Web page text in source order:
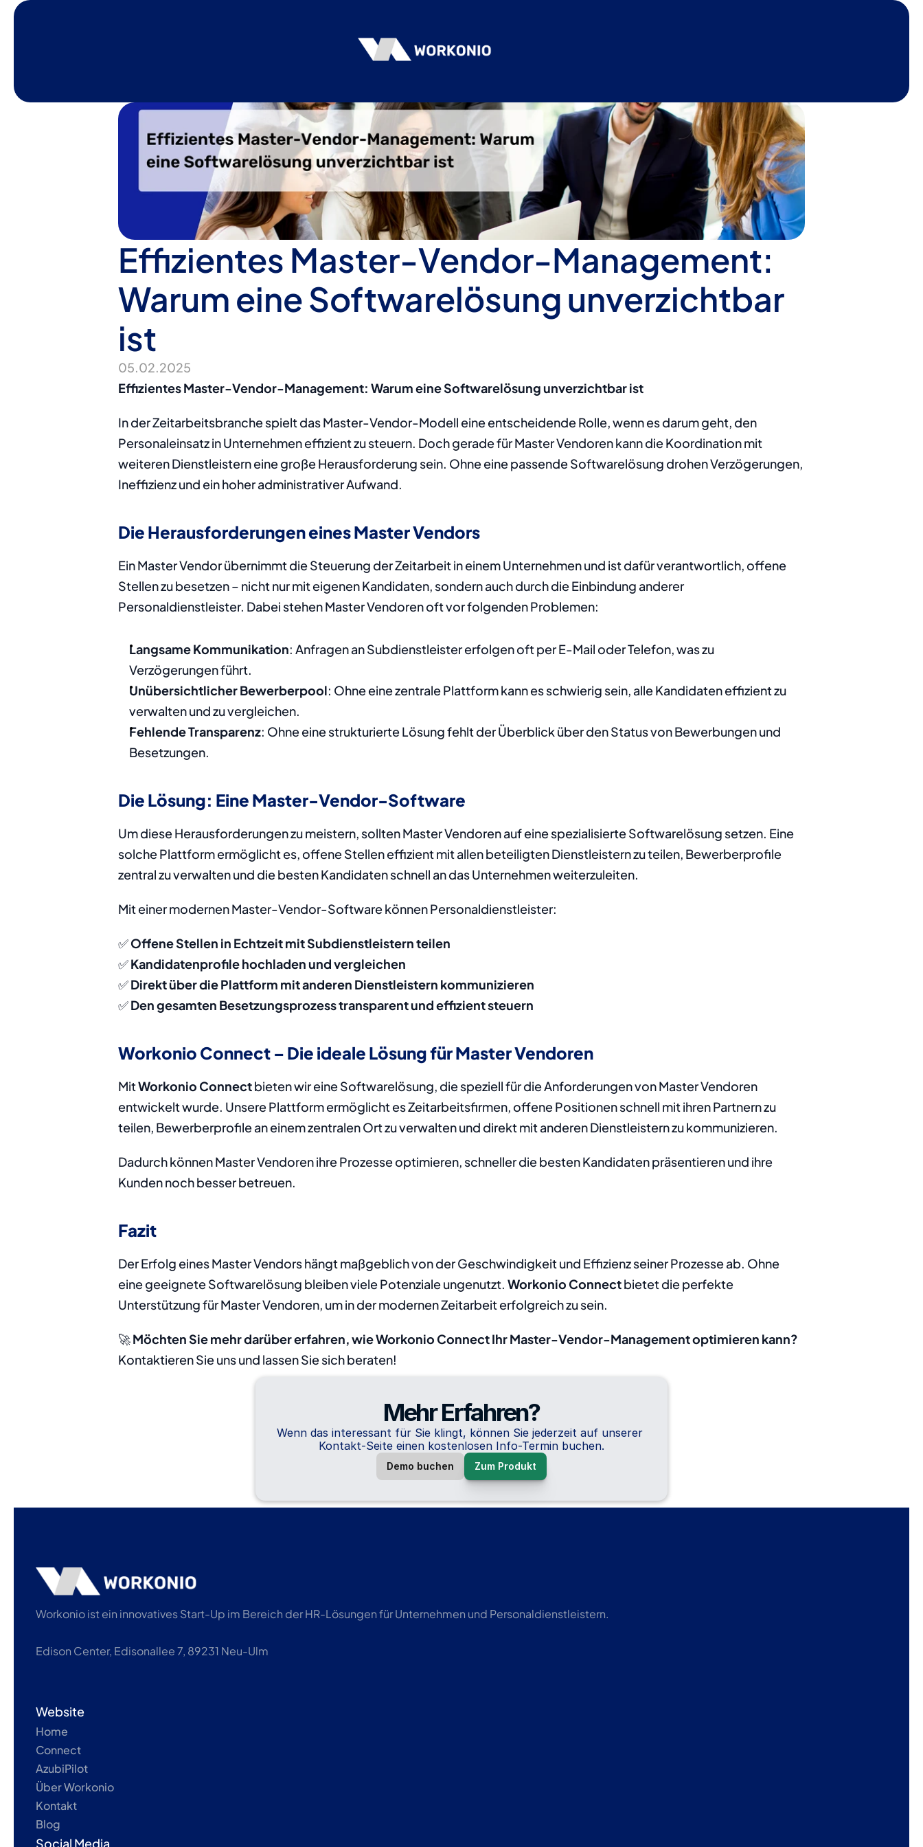
Effizientes Master-Vendor-Management:
Warum eine Softwarelösung unverzichtbar
ist
05.02.2025
Effizientes Master-Vendor-Management: Warum eine Softwarelösung unverzichtbar ist
In der Zeitarbeitsbranche spielt das Master-Vendor-Modell eine entscheidende Rolle, wenn es darum geht, den
Personaleinsatz in Unternehmen effizient zu steuern. Doch gerade für Master Vendoren kann die Koordination mit
weiteren Dienstleistern eine große Herausforderung sein. Ohne eine passende Softwarelösung drohen Verzögerungen,
Ineffizienz und ein hoher administrativer Aufwand.
Die Herausforderungen eines Master Vendors
Ein Master Vendor übernimmt die Steuerung der Zeitarbeit in einem Unternehmen und ist dafür verantwortlich, offene
Stellen zu besetzen – nicht nur mit eigenen Kandidaten, sondern auch durch die Einbindung anderer
Personaldienstleister. Dabei stehen Master Vendoren oft vor folgenden Problemen:
Langsame Kommunikation: Anfragen an Subdienstleister erfolgen oft per E-Mail oder Telefon, was zu
Verzögerungen führt.
Unübersichtlicher Bewerberpool: Ohne eine zentrale Plattform kann es schwierig sein, alle Kandidaten effizient zu
verwalten und zu vergleichen.
Fehlende Transparenz: Ohne eine strukturierte Lösung fehlt der Überblick über den Status von Bewerbungen und
Besetzungen.
Die Lösung: Eine Master-Vendor-Software
Um diese Herausforderungen zu meistern, sollten Master Vendoren auf eine spezialisierte Softwarelösung setzen. Eine
solche Plattform ermöglicht es, offene Stellen effizient mit allen beteiligten Dienstleistern zu teilen, Bewerberprofile
zentral zu verwalten und die besten Kandidaten schnell an das Unternehmen weiterzuleiten.
Mit einer modernen Master-Vendor-Software können Personaldienstleister:
✅ Offene Stellen in Echtzeit mit Subdienstleistern teilen
✅ Kandidatenprofile hochladen und vergleichen
✅ Direkt über die Plattform mit anderen Dienstleistern kommunizieren
✅ Den gesamten Besetzungsprozess transparent und effizient steuern
Workonio Connect – Die ideale Lösung für Master Vendoren
Mit Workonio Connect bieten wir eine Softwarelösung, die speziell für die Anforderungen von Master Vendoren
entwickelt wurde. Unsere Plattform ermöglicht es Zeitarbeitsfirmen, offene Positionen schnell mit ihren Partnern zu
teilen, Bewerberprofile an einem zentralen Ort zu verwalten und direkt mit anderen Dienstleistern zu kommunizieren.
Dadurch können Master Vendoren ihre Prozesse optimieren, schneller die besten Kandidaten präsentieren und ihre
Kunden noch besser betreuen.
Fazit
Der Erfolg eines Master Vendors hängt maßgeblich von der Geschwindigkeit und Effizienz seiner Prozesse ab. Ohne
eine geeignete Softwarelösung bleiben viele Potenziale ungenutzt. Workonio Connect bietet die perfekte
Unterstützung für Master Vendoren, um in der modernen Zeitarbeit erfolgreich zu sein.
🚀 Möchten Sie mehr darüber erfahren, wie Workonio Connect Ihr Master-Vendor-Management optimieren kann?
Kontaktieren Sie uns und lassen Sie sich beraten!
Mehr Erfahren?
Wenn das interessant für Sie klingt, können Sie jederzeit auf unserer
Kontakt-Seite einen kostenlosen Info-Termin buchen.
Demo buchen Zum Produkt
Workonio ist ein innovatives Start-Up im Bereich der HR-Lösungen für Unternehmen und Personaldienstleistern.
Edison Center, Edisonallee 7, 89231 Neu-Ulm
Website
Home
Connect
AzubiPilot
Über Workonio
Kontakt
Blog
Social Media